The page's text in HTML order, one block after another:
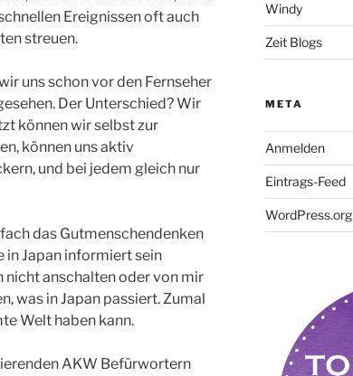
Ereignissen oft auch
streuen.
uns schon vor den Fernseher
Der Unterschied? Wir
können wir selbst zur
können uns aktiv
und bei jedem gleich nur
das Gutmenschendenken
in Japan informiert sein
nicht anschalten oder von mir
was in Japan passiert. Zumal
Welt haben kann.
AKW Befürwortern
Windy
Zeit Blogs
META
Anmelden
Eintrags-Feed
WordPress.org